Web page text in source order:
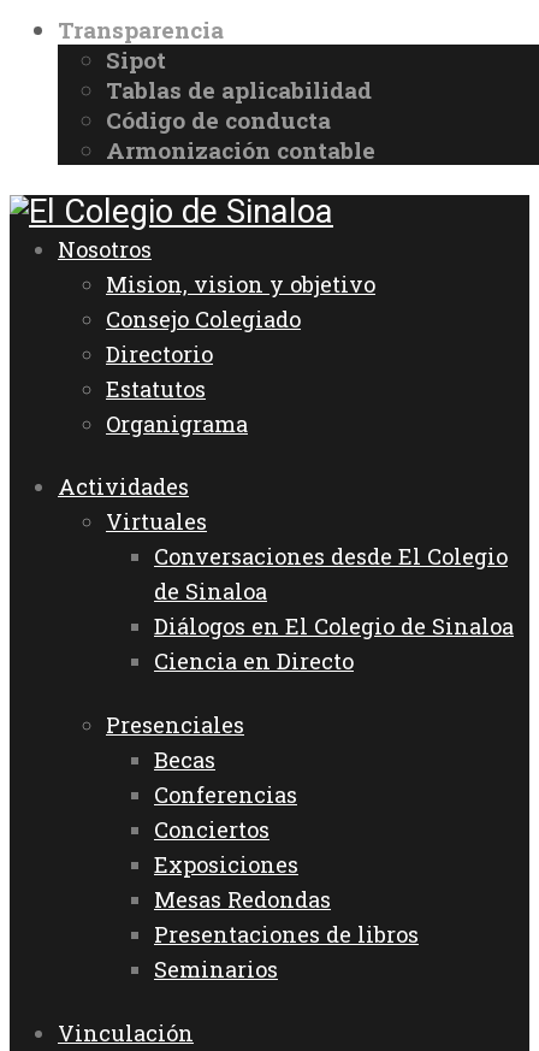
Transparencia
Sipot
Tablas de aplicabilidad
Código de conducta
Armonización contable
Nosotros
Mision, vision y objetivo
Consejo Colegiado
Directorio
Estatutos
Organigrama
Actividades
Virtuales
Conversaciones desde El Colegio
de Sinaloa
Diálogos en El Colegio de Sinaloa
Ciencia en Directo
Presenciales
Becas
Conferencias
Conciertos
Exposiciones
Mesas Redondas
Presentaciones de libros
Seminarios
Vinculación